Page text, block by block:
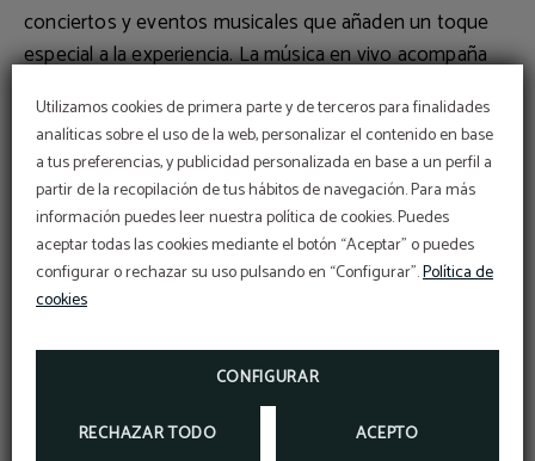
Utilizamos cookies de primera parte y de terceros para finalidades
analíticas sobre el uso de la web, personalizar el contenido en base
a tus preferencias, y publicidad personalizada en base a un perfil a
partir de la recopilación de tus hábitos de navegación. Para más
información puedes leer nuestra política de cookies. Puedes
aceptar todas las cookies mediante el botón “Aceptar” o puedes
configurar o rechazar su uso pulsando en “Configurar”.Política de
cookies
CONFIGURAR
RECHAZAR TODO ACEPTO
conciertos y eventos musicales que añaden un toque
especial a la experiencia. Lamúsica en vivoacompaña
emoción y solemnidad.
Recomendaciones para los Visitantes
Planificar con anticipación es fundamental si quieres
disfrutar de una estancia sin sorpresas desagradables.
Reservar alojamiento y consultar elprograma oficialde
procesiones garantiza una experiencia sin
contratiempos.
Participar con respeto en las actividades y procesiones
es esencial para disfrutar de la tradición en toda su
plenitud, apreciando el valor espiritual y cultural que
representan.
PROMOCIÓN
5% de descuento
RESERVANDO EN NUESTRA WEB OFICIAL
RESERVAR